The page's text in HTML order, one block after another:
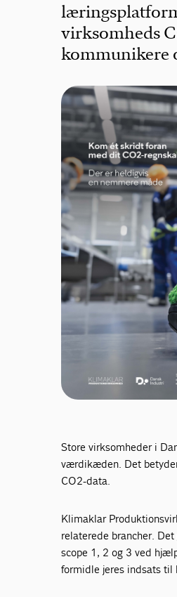
virksomheds
kommunikere
Store virksomheder i
værdikæden. Det
CO2-data.
Klimaklar
relaterede brancher.
scope 1, 2 og 3 ved
formidle jeres indsats til